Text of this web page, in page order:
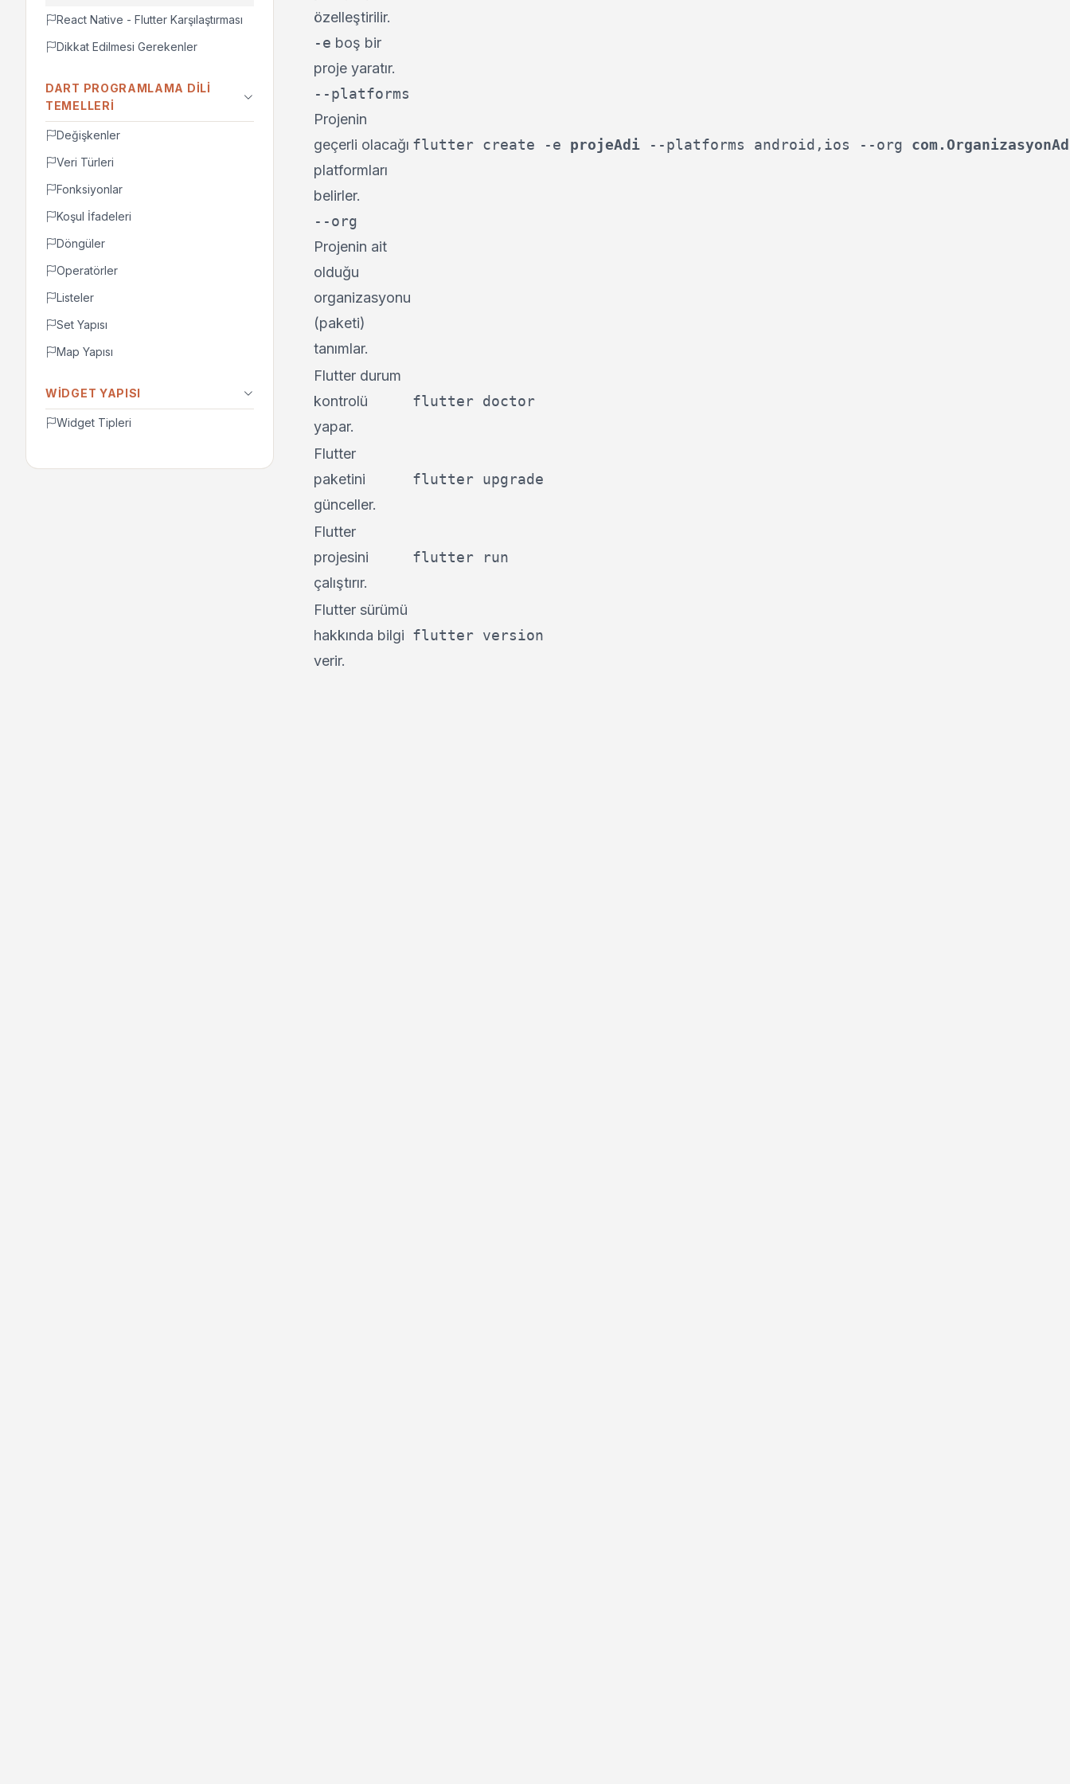
React Native - Flutter Karşılaştırması
Dikkat Edilmesi Gerekenler
DART PROGRAMLAMA DILI
TEMELLERI
Değişkenler
Veri Türleri
Fonksiyonlar
Koşul İfadeleri
Döngüler
Operatörler
Listeler
Set Yapısı
Map Yapısı
WIDGET YAPISI
Widget Tipleri
özelleştirilir.
-e boş bir
proje yaratır.
--platforms
Projenin
geçerli olacağı
platformları
belirler.
--org
Projenin ait
olduğu
organizasyonu
(paketi)
tanımlar.
flutter create -e projeAdi --platforms android,ios --org
Flutter durum
kontrolü
yapar.
flutter doctor
Flutter
paketini
günceller.
flutter upgrade
Flutter
projesini
çalıştırır.
flutter run
Flutter sürümü
hakkında bilgi
verir.
flutter version